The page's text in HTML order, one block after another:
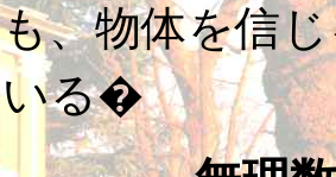
、物体を信
いる�